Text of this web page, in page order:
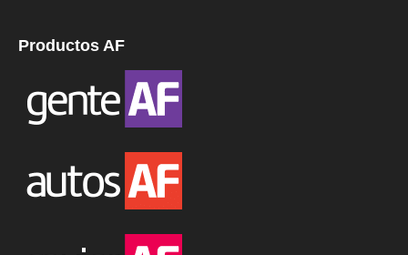
Productos AF